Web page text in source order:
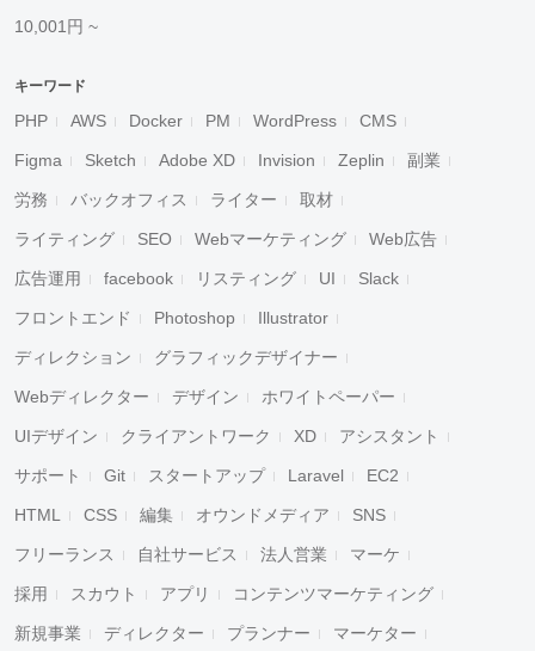
10,001円 ~
キーワード
PHP AWS Docker PM WordPress CMS
Figma Sketch Adobe XD Invision Zeplin 副業
労務 バックオフィス ライター 取材
ライティング SEO Webマーケティング Web広告
広告運用 facebook リスティング UI Slack
フロントエンド Photoshop Illustrator
ディレクション グラフィックデザイナー
Webディレクター デザイン ホワイトペーパー
UIデザイン クライアントワーク XD アシスタント
サポート Git スタートアップ Laravel EC2
HTML CSS 編集 オウンドメディア SNS
フリーランス 自社サービス 法人営業 マーケ
採用 スカウト アプリ コンテンツマーケティング
新規事業 ディレクター プランナー マーケター